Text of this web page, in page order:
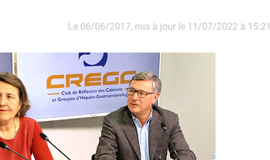
Le 06/06/2017, mis à jour le 11/07/2022 à 15:21